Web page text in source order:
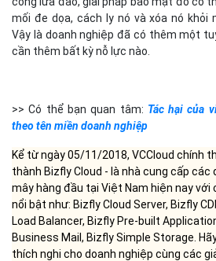
mây hàng đầu tại Việt Nam hiện nay với
nổi bật như: Bizfly Cloud Server, Bizfly
Load Balancer, Bizfly Pre-built
Business Mail, Bizfly Simple Storage.
thích nghi cho doanh nghiệp cùng các
SHARE
Facebook
Twitter
ĐƯỢC QUAN TÂM